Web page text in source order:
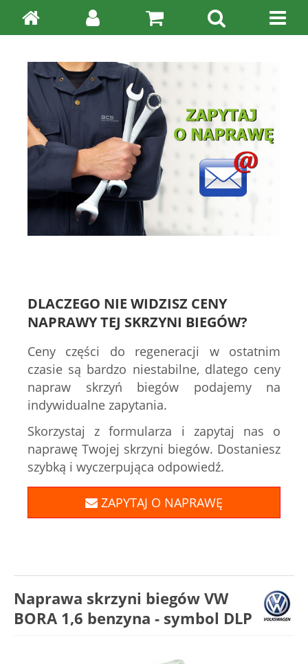
DLACZEGO NIE WIDZISZ CENY
NAPRAWY TEJ SKRZYNI BIEGÓW?
Ceny części do regeneracji w ostatnim
czasie są bardzo niestabilne, dlatego ceny
napraw skrzyń biegów podajemy na
indywidualne zapytania.
Skorzystaj z formularza i zapytaj nas o
naprawę Twojej skrzyni biegów. Dostaniesz
szybką i wyczerpująca odpowiedź.
ZAPYTAJ O NAPRAWĘ
Naprawa skrzyni biegów VW
BORA 1,6 benzyna - symbol DLP